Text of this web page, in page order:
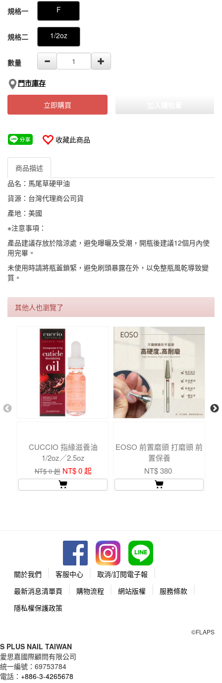
GOODS000000000000002440356
規格一 F
規格二 1/2oz
數量
門市庫存
立即購買
收藏此商品
商品描述
品名：馬尾草硬甲油
貨源：台灣代理商公司貨
產地：美國
※注意事項：
產品建議存放於陰涼處，避免曝曬及受潮，開瓶後建議12個月內使
用完畢。
未使用時請將瓶蓋鎖緊，避免刷頭暴露在外，以免整瓶風乾導致變
質。
其他人也瀏覽了
CUCCIO 指緣滋養油
1/2oz／2.5oz
NT$ 0 起NT$ 0 起
EOSO 前置磨頭 打磨頭 前
置保養
NT$ 380
關於我們 客服中心
取消/訂閱電子報
最新消息清單頁
購物流程 網站版權
服務條款
隱私權保護政策
©FLAPS
S PLUS NAIL TAIWAN
愛思嘉國際顧問有限公司
統一編號： 69753784
電話： +886-3-4265678